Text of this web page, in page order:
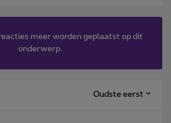
meer worden geplaatst op dit
onderwerp.
Oudste eerst